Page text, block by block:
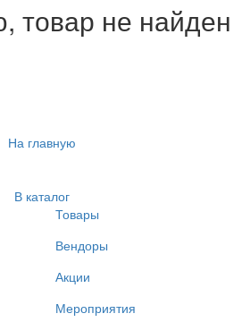
товар не найден
На главную
В каталог
Товары
Вендоры
Акции
Мероприятия